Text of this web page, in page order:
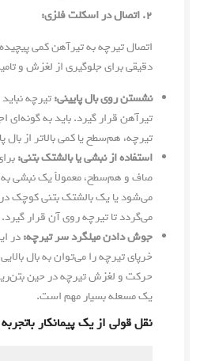
۲. اتصال در اسکلت فلزی:
اتصال تیرچه به تیرآهن کمی
دقیقی برای جلوگیری از لغزش و
نشستن روی بال پایینی:تیرچه
تیرآهن قرار گیرد. باید به گونه‌ای
تیرچه، هم‌سطح یا کمی بالاتر از بال
استفاده از نبشی یا بالشتک بتنی:
صاف و هم‌سطح، معمولاً یک نبشی
می‌شود یا یک بالشتک بتنی کوچک
می‌گردد تا تیرچه روی آن قرار گیرد.
جوش دادن میلگرد سر تیرچه:در
خرپای تیرچه را می‌توان به بال
حرکت و لغزش تیرچه در حین
یک مسعله بسیار مهم است.
نقل قولی از یک پیمانکار باتجربه